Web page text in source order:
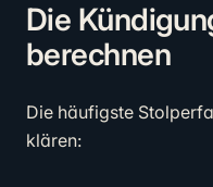
Die
berechnen
Die häufigste
klären: